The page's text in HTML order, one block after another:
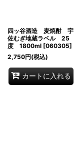
四ッ谷酒造 麦焼酎 宇
佐むぎ地蔵ラベル 25
度 1800ml [060305]
2,750円(税込)
カートに入れる